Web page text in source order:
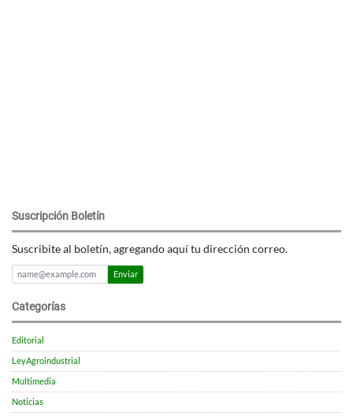
Suscripción Boletín
Suscribite al boletín, agregando aquí tu dirección correo.
Enviar
Categorías
Editorial
LeyAgroindustrial
Multimedia
Noticias